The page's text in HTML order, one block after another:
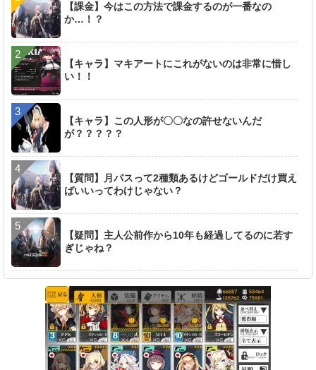
【課金】今はこの方法で課金するのが一番なの
か…！？
【キャラ】マキアートにこれがないのは非常に惜し
い！！
【キャラ】この人形が〇〇なの許せないんだ
が？？？？？
【質問】月パスって2種類あるけどゴールドだけ買え
ばいいってわけじゃない？
【疑問】主人公前作から10年も経過してるのに若す
ぎじゃね？